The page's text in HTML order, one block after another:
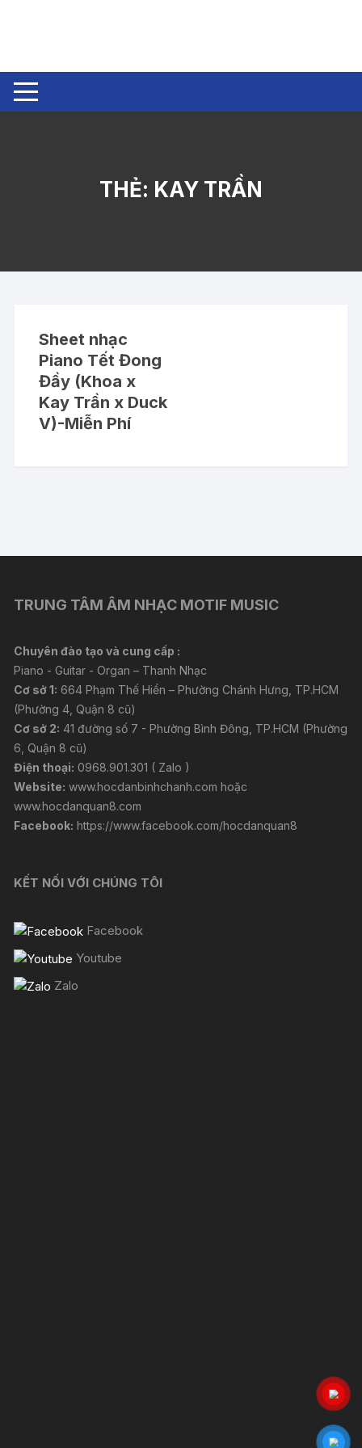
THẺ: KAY TRẦN
Sheet nhạc
Piano Tết Đong
Đầy (Khoa x
Kay Trần x Duck
V)-Miễn Phí
TRUNG TÂM ÂM NHẠC MOTIF MUSIC
Chuyên đào tạo và cung cấp :
Piano - Guitar - Organ – Thanh Nhạc
Cơ sở 1: 664 Phạm Thế Hiển – Phường Chánh Hưng, TP.HCM
(Phường 4, Quận 8 cũ)
Cơ sở 2: 41 đường số 7 - Phường Bình Đông, TP.HCM (Phường
6, Quận 8 cũ)
Điện thoại: 0968.901.301 ( Zalo )
Website: www.hocdanbinhchanh.com hoặc
www.hocdanquan8.com
Facebook: https://www.facebook.com/hocdanquan8
KẾT NỐI VỚI CHÚNG TÔI
Facebook
Youtube
Zalo